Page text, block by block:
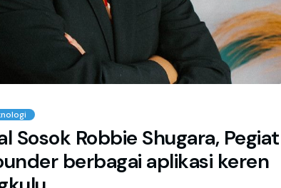
Sosok Robbie Shugara, Pegiat
berbagai aplikasi keren